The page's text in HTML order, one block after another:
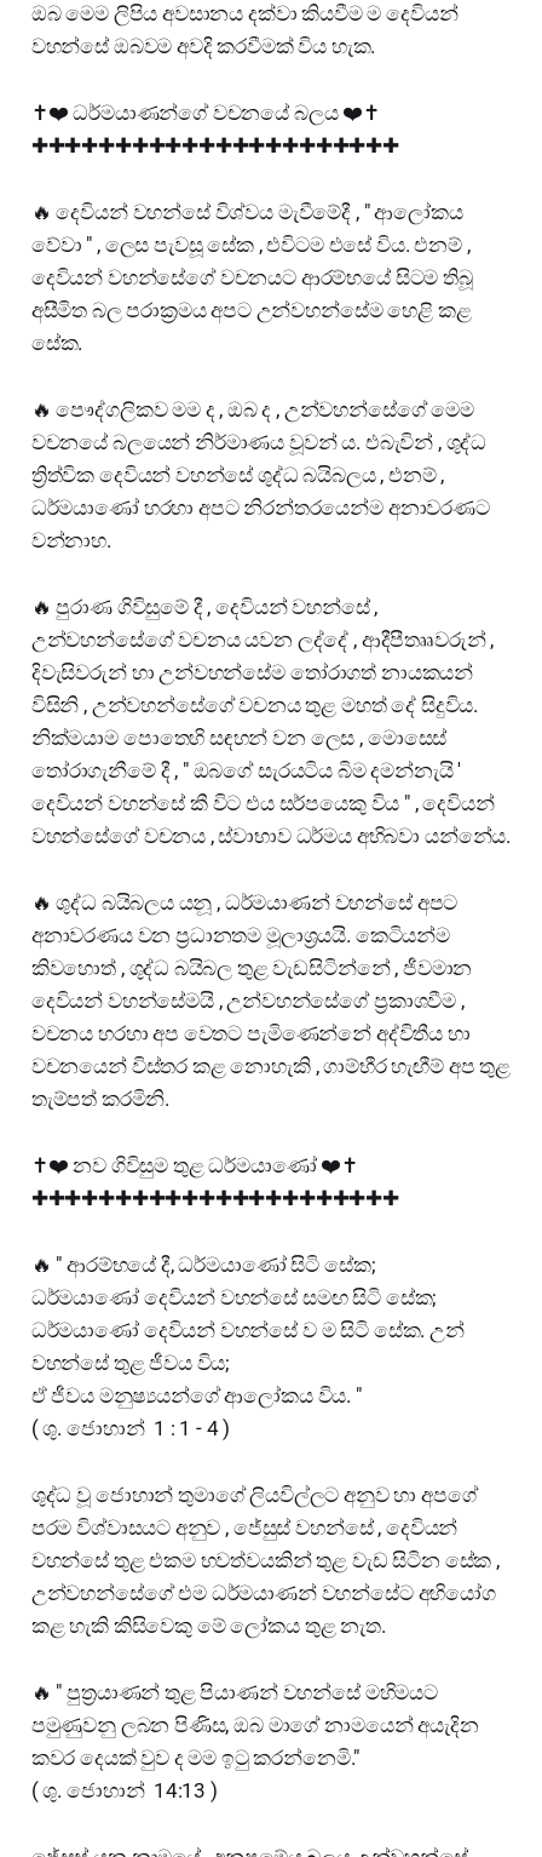
ඔබ මෙම ලිපිය අවසානය දක්වා කියවීම ම දෙවියන්
වහන්සේ ඔබවම අවදි කරවීමක් විය හැක.
✝️❤️ ධර්මයාණන්ගේ වචනයේ බලය ❤️✝️
✚✚✚✚✚✚✚✚✚✚✚✚✚✚✚✚✚✚✚✚✚✚
🔥 දෙවියන් වහන්සේ විශ්වය මැවීමේදී , " ආලෝකය
වේවා " , ලෙස පැවසූ සේක , එවිටම එසේ විය. එනම් ,
දෙවියන් වහන්සේගේ වචනයට ආරම්භයේ සිටම තිබූ
අසීමිත බල පරාක්‍රමය අපට උන්වහන්සේම හෙළි කළ
සේක.
🔥 පෞද්ගලිකව මම ද , ඔබ ද , උන්වහන්සේගේ මෙම
වචනයේ බලයෙන් නිර්මාණය වූවන් ය. එබැවින් , ශුද්ධ
ත්‍රිත්වික දෙවියන් වහන්සේ ශුද්ධ බයිබලය , එනම් ,
ධර්මයාණෝ හරහා අපට නිරන්තරයෙන්ම අනාවරණට
වන්නාහ.
🔥 පුරාණ ගිවිසුමේ දී , දෙවියන් වහන්සේ ,
උන්වහන්සේගේ වචනය යවන ලද්දේ , ආදීපීතෲවරුන් ,
දිවැසිවරුන් හා උන්වහන්සේම තෝරාගත් නායකයන්
විසිනි , උන්වහන්සේගේ වචනය තුළ මහත් දේ සිදුවිය.
නික්මයාම පොතෙහි සඳහන් වන ලෙස , මොසෙස්
තෝරාගැනීමේ දී , " ඔබගේ සැරයටිය බිම දමන්නැයි '
දෙවියන් වහන්සේ කී විට එය සර්පයෙකු විය " , දෙවියන්
වහන්සේගේ වචනය , ස්වාභාව ධර්මය අභිබවා යන්නේය.
🔥 ශුද්ධ බයිබලය යනූ , ධර්මයාණන් වහන්සේ අපට
අනාවරණය වන ප්‍රධානතම මූලාශ්‍රයයි. කෙටියන්ම
කිවහොත් , ශුද්ධ බයිබල තුළ වැඩසිටින්නේ , ජීවමාන
දෙවියන් වහන්සේමයි , උන්වහන්සේගේ ප්‍රකාශවීම ,
වචනය හරහා අප වෙතට පැමිණෙන්නේ අද්විතීය හා
වචනයෙන් විස්තර කළ නොහැකි , ගාම්භීර හැඟීම් අප තුළ
තැම්පත් කරමිනි.
✝️❤️ නව ගිවිසුම තුළ ධර්මයාණෝ ❤️✝️
✚✚✚✚✚✚✚✚✚✚✚✚✚✚✚✚✚✚✚✚✚✚
🔥 " ආරම්භයේ දී, ධර්මයාණෝ සිටි සේක;
ධර්මයාණෝ දෙවියන් වහන්සේ සමඟ සිටි සේක;
ධර්මයාණෝ දෙවියන් වහන්සේ ව ම සිටි සේක. උන්
වහන්සේ තුළ ජීවය විය;
ඒ ජීවය මනුෂ්‍යයන්ගේ ආලෝකය විය. "
( ශු. ජොහාන් 1 : 1 - 4 )
ශුද්ධ වූ ජොහාන් තුමාගේ ලියවිල්ලට අනුව හා අපගේ
පරම විශ්වාසයට අනුව , ජේසුස් වහන්සේ , දෙවියන්
වහන්සේ තුළ එකම භවත්වයකින් තුළ වැඩ සිටින සේක ,
උන්වහන්සේගේ එම ධර්මයාණන් වහන්සේට අහියෝග
කළ හැකි කිසිවෙකු මේ ලෝකය තුළ නැත.
🔥 " පුත්‍රයාණන් තුළ පියාණන් වහන්සේ මහිමයට
පමුණුවනු ලබන පිණිස, ඔබ මාගේ නාමයෙන් අයැදින
කවර දෙයක් වුව ද මම ඉටු කරන්නෙමි."
( ශු. ජොහාන් 14:13 )